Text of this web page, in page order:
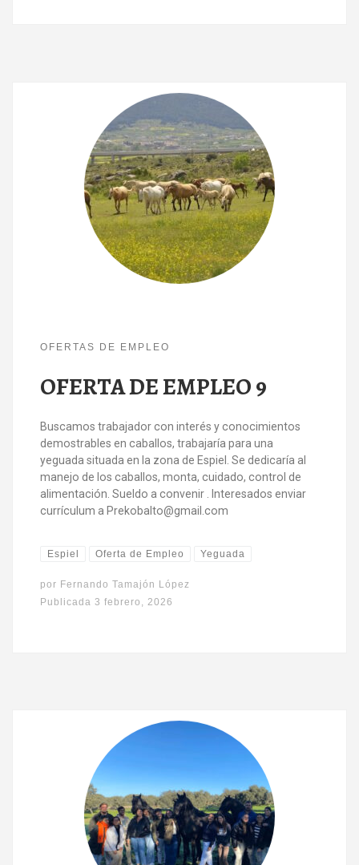
OFERTAS DE EMPLEO
OFERTA DE EMPLEO 9
Buscamos trabajador con interés y conocimientos
demostrables en caballos, trabajaría para una
yeguada situada en la zona de Espiel. Se dedicaría al
manejo de los caballos, monta, cuidado, control de
alimentación. Sueldo a convenir . Interesados enviar
currículum a Prekobalto@gmail.com
Espiel Oferta de Empleo Yeguada
por Fernando Tamajón López
Publicada3 febrero, 2026